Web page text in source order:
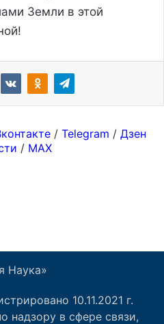
Наука»
10.11.2021 г.
надзору в сфере связи,